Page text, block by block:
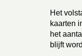
Het
kaarten
het
blijft